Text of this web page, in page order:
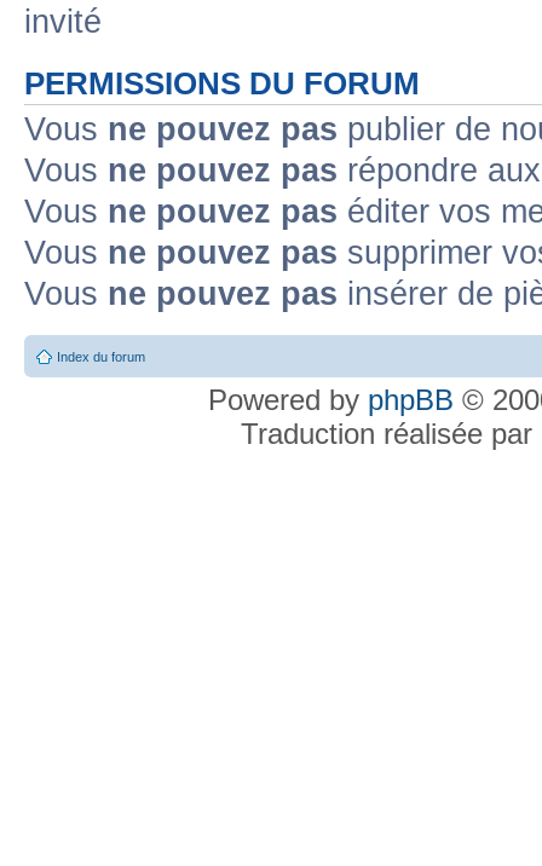
invité
PERMISSIONS DU FORUM
Vous ne pouvez pas publier de
Vous ne pouvez pas répondre
Vous ne pouvez pas éditer vos
Vous ne pouvez pas supprimer
Vous ne pouvez pas insérer de
Index du forum
Powered by phpBB ©
Traduction réalisée par